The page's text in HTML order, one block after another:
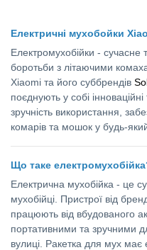
Електричні мухобойки
Електромухобійки -
боротьби з літаючими
Xiaomi та його суббрендів
поєднують у собі
зручність використання,
комарів та мошок у будь-
Що таке
Електрична мухобійка - це
мухобійці. Пристрої від
працюють від вбудованого
портативними та зручними
вулиці. Ракетка для мух має